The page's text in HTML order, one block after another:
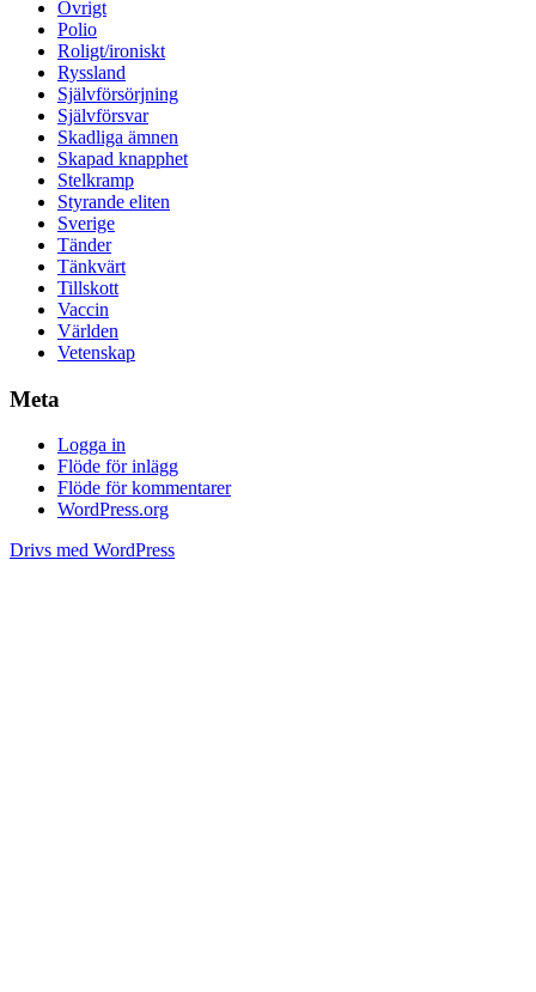
Övrigt
Polio
Roligt/ironiskt
Ryssland
Självförsörjning
Självförsvar
Skadliga ämnen
Skapad knapphet
Stelkramp
Styrande eliten
Sverige
Tänder
Tänkvärt
Tillskott
Vaccin
Världen
Vetenskap
Meta
Logga in
Flöde för inlägg
Flöde för kommentarer
WordPress.org
Drivs med WordPress